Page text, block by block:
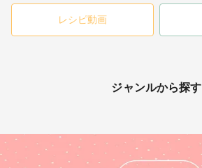
レシピ動画
ジャンルから探す